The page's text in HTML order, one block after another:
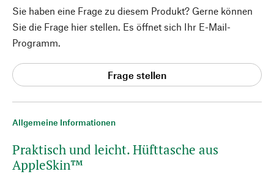
Allgemeine Informationen
Praktisch und leicht. Hüfttasche aus
AppleSkin™
Sie haben eine Frage zu diesem Produkt? Gerne können
Sie die Frage hier stellen. Es öffnet sich Ihr E-Mail-
Programm.
Frage stellen